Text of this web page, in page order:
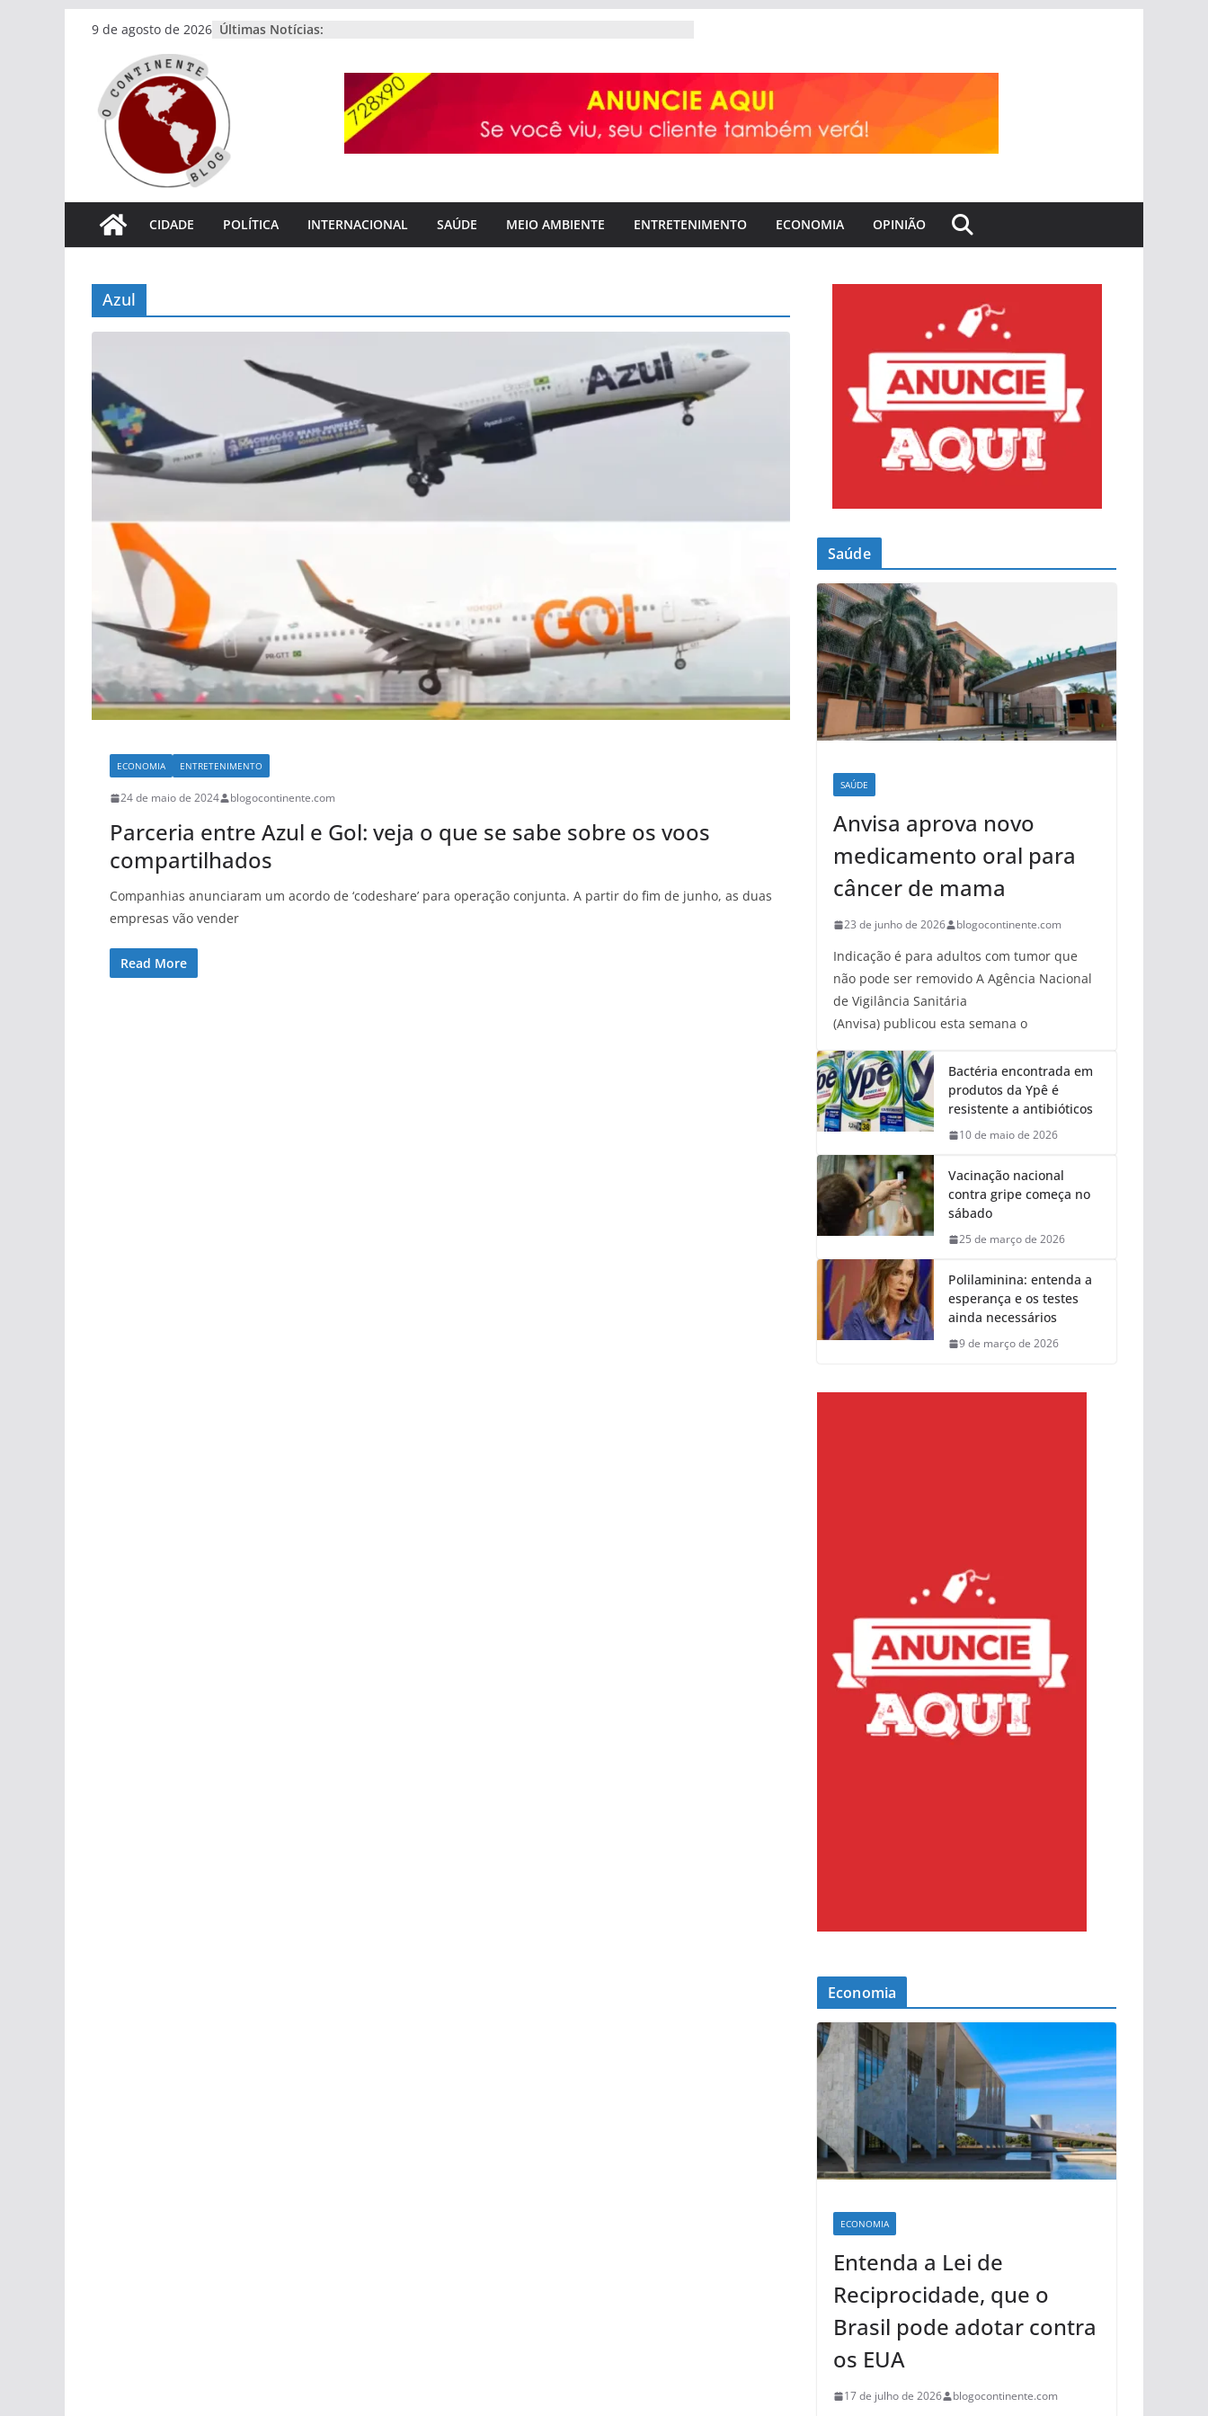
Pular
conteúdo
9 de agosto de 2026 Últimas Notícias:
CIDADE POLÍTICA INTERNACIONAL SAÚDE MEIO AMBIENTE ENTRETENIMENTO ECONOMIA OPINIÃO
Azul
ECONOMIA ENTRETENIMENTO
24 de maio de 2024 blogocontinente.com
Parceria entre Azul e Gol: veja o que se sabe sobre os voos
compartilhados
Companhias anunciaram um acordo de ‘codeshare’ para operação conjunta. A partir do fim de junho, as duas
empresas vão vender
Read More
Saúde
SAÚDE
Anvisa aprova novo
medicamento oral para
câncer de mama
23 de junho de 2026 blogocontinente.com
Indicação é para adultos com tumor que
não pode ser removido A Agência Nacional
de Vigilância Sanitária
(Anvisa) publicou esta semana o
Bactéria encontrada em
produtos da Ypê é
resistente a antibióticos
10 de maio de 2026
Vacinação nacional
contra gripe começa no
sábado
25 de março de 2026
Polilaminina: entenda a
esperança e os testes
ainda necessários
9 de março de 2026
Economia
ECONOMIA
Entenda a Lei de
Reciprocidade, que o
Brasil pode adotar contra
os EUA
17 de julho de 2026 blogocontinente.com